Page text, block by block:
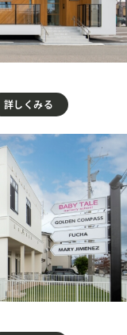
詳しくみる